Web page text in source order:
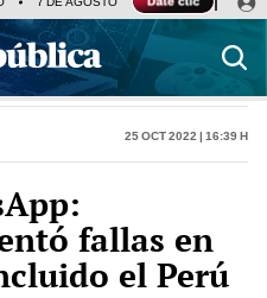
25 Oct 2022 | 16:39 h
fallas en
el Perú